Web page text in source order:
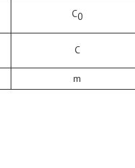
C0
C
m